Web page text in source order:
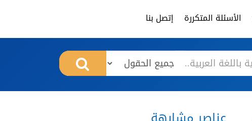
الأسئلة المتكررة إتصل بنا